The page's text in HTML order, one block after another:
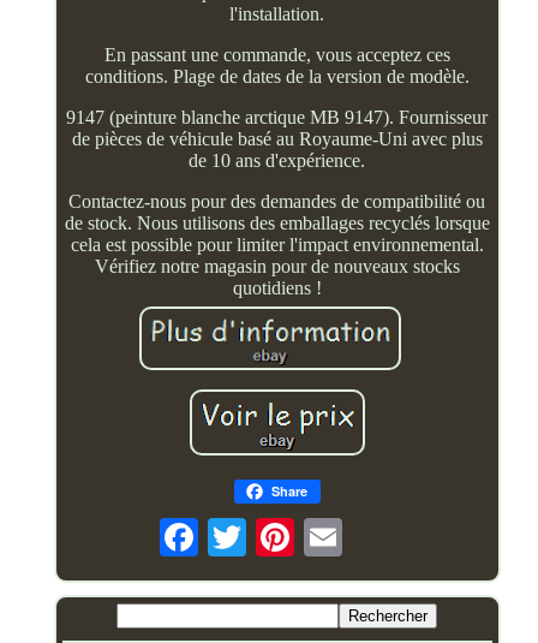
l'installation.
En passant une commande, vous acceptez ces
conditions. Plage de dates de la version de modèle.
9147 (peinture blanche arctique MB 9147). Fournisseur
de pièces de véhicule basé au Royaume-Uni avec plus
de 10 ans d'expérience.
Contactez-nous pour des demandes de compatibilité ou
de stock. Nous utilisons des emballages recyclés lorsque
cela est possible pour limiter l'impact environnemental.
Vérifiez notre magasin pour de nouveaux stocks
quotidiens !
Share